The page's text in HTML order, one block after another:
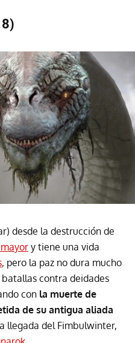
desde la destrucción de
y tiene una vida
, pero la paz no dura mucho
contra deidades
con la muerte de
de su antigua aliada
llegada del Fimbulwinter,